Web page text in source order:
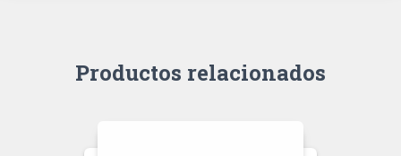
Productos relacionados